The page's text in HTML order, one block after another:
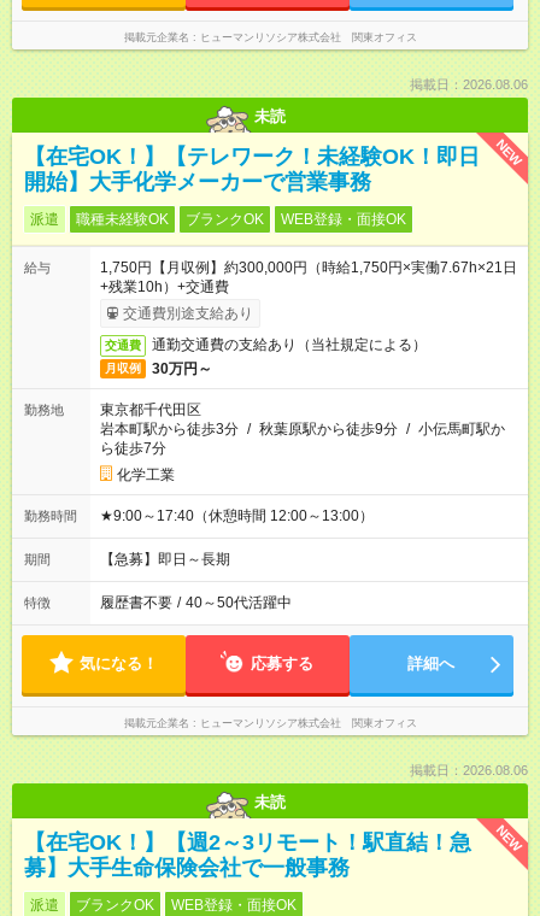
掲載元企業名 ヒューマンリソシア株式会社 関東オフィス
掲載日：2026.08.06
未読
NEW
【在宅OK！】【テレワーク！未経験OK！即日
開始】大手化学メーカーで営業事務
派遣 職種未経験OK ブランクOK WEB登録・面接OK
給与
1,750円【月収例】約300,000円（時給1,750円×実働7.67h×21日
+残業10h）+交通費
交通費別途支給あり
交通費 通勤交通費の支給あり（当社規定による）
月収例 30万円～
勤務地
東京都千代田区
岩本町駅から徒歩3分 / 秋葉原駅から徒歩9分 / 小伝馬町駅か
ら徒歩7分
化学工業
勤務時間 ★9:00～17:40（休憩時間 12:00～13:00）
期間 【急募】即日～長期
特徴 履歴書不要 / 40～50代活躍中
気になる！ 応募する 詳細へ
掲載元企業名 ヒューマンリソシア株式会社 関東オフィス
掲載日：2026.08.06
未読
NEW
【在宅OK！】【週2～3リモート！駅直結！急
募】大手生命保険会社で一般事務
派遣 ブランクOK WEB登録・面接OK